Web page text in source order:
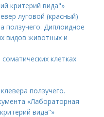
критерий вида"»
луговой (красный)
ползучего. Диплоидное
видов животных и
клетках
ползучего.
«Лабораторная
вида"»